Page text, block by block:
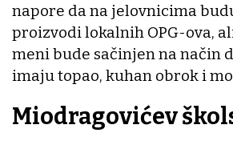
napore da na jelovnicima
proizvodi lokalnih OPG-ova,
meni bude sačinjen na način
imaju topao, kuhan obrok i
Miodragovićev